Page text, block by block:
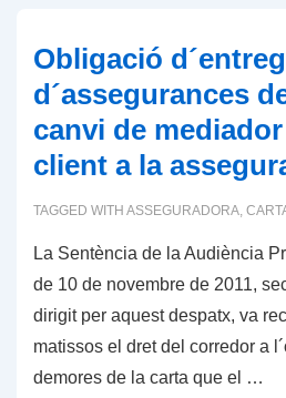
incumpliment
del
de
notificació
de
Obligació
d´assegurances
canvi de
client a la
TAGGED WITH ASSEGURADORA,
La Sentència de la Audiència
de 10 de novembre de 2011,
dirigit per aquest despatx, va
matissos el dret del corredor a
demores de la carta que el …